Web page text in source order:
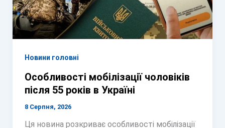
Новини головні
Особливості мобілізації чоловіків
після 55 років в Україні
8 Серпня, 2026
Ця новина розкриває особливості мобілізації